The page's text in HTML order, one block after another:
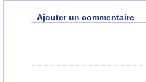
Ajouter un commentaire